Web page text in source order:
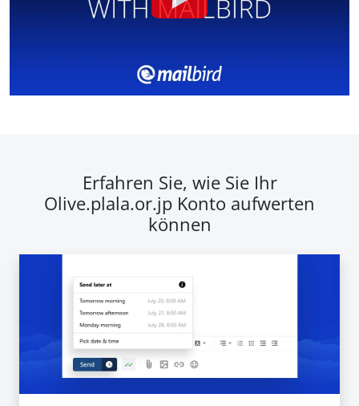
Erfahren Sie, wie Sie Ihr
Olive.plala.or.jp Konto aufwerten
können